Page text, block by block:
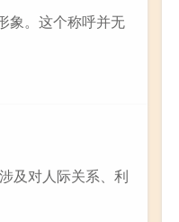
象。这个称呼并无
及对人际关系、利